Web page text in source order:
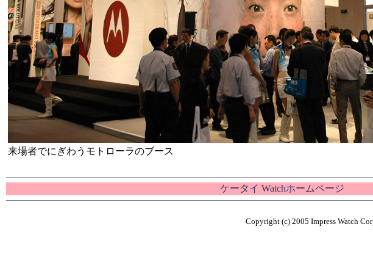
来場者でにぎわうモトローラのブース
ケータイ Watchホームページ
Copyright (c) 2005 Impress Watch